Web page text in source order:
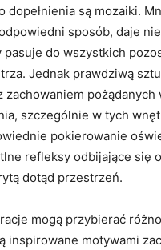
dopełnienia są mozaiki.
sposób, daje
pasuje do wszystkich
Jednak prawdziwą
zachowaniem
szczególnie w tych
pokierowanie
refleksy odbijające się
dotąd przestrzeń.
mogą przybierać
inspirowane motywami